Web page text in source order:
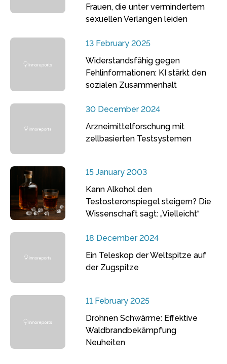
Frauen, die unter vermindertem
sexuellen Verlangen leiden
13 February 2025
Widerstandsfähig gegen
Fehlinformationen: KI stärkt den
sozialen Zusammenhalt
30 December 2024
Arzneimittelforschung mit
zellbasierten Testsystemen
15 January 2003
Kann Alkohol den
Testosteronspiegel steigern? Die
Wissenschaft sagt: „Vielleicht“
18 December 2024
Ein Teleskop der Weltspitze auf
der Zugspitze
11 February 2025
Drohnen Schwärme: Effektive
Waldbrandbekämpfung
Neuheiten